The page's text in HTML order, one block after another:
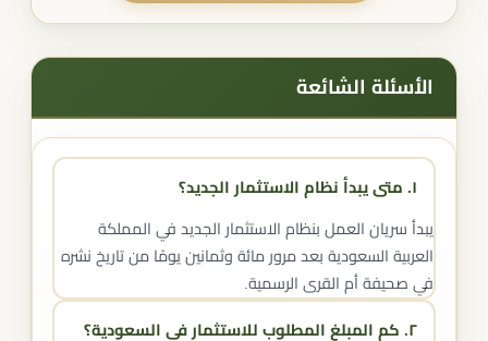
الأسئلة الشائعة
١. متى يبدأ نظام الاستثمار الجديد؟
يبدأ سريان العمل بنظام الاستثمار الجديد في المملكة
العربية السعودية بعد مرور مائة وثمانين يومًا من تاريخ نشره
في صحيفة أم القرى الرسمية.
٢. كم المبلغ المطلوب للاستثمار في السعودية؟